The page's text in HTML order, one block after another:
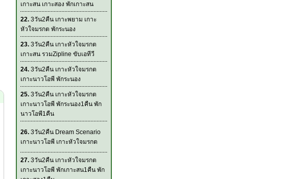
เกาะสน เกาะสอง พักเกาะสน
22. 3วัน2คืน เกาะพยาม เกาะ
หัวใจมรกต พักระนอง
23. 3วัน2คืน เกาะหัวใจมรกต
เกาะสน รวมZipline ขับเอทีวี
24. 3วัน2คืน เกาะหัวใจมรกต
เกาะนาวโอพี พักระนอง
25. 3วัน2คืน เกาะหัวใจมรกต
เกาะนาวโอพี พักระนอง1คืน พัก
นาวโอพี1คืน
26. 3วัน2คืน Dream Scenario
เกาะนาวโอพี เกาะหัวใจมรกต
27. 3วัน2คืน เกาะหัวใจมรกต
เกาะนาวโอพี พักเกาะสน1คืน พัก